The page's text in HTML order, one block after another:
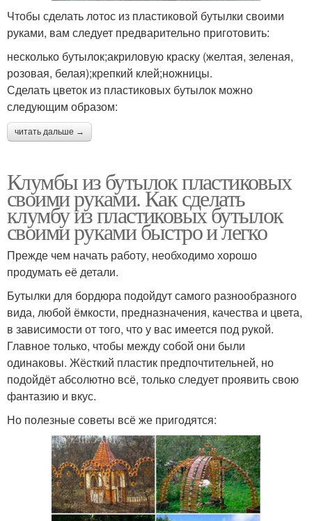
Чтобы сделать лотос из пластиковой бутылки своими
руками, вам следует предварительно приготовить:
несколько бутылок;акриловую краску (желтая, зеленая,
розовая, белая);крепкий клей;ножницы.
Сделать цветок из пластиковых бутылок можно
следующим образом:
читать дальше →
Клумбы из бутылок пластиковых
своими руками. Как сделать
клумбу из пластиковых бутылок
своими руками быстро и легко
Прежде чем начать работу, необходимо хорошо
продумать её детали.
Бутылки для бордюра подойдут самого разнообразного
вида, любой ёмкости, предназначения, качества и цвета,
в зависимости от того, что у вас имеется под рукой.
Главное только, чтобы между собой они были
одинаковы. Жёсткий пластик предпочтительней, но
подойдёт абсолютно всё, только следует проявить свою
фантазию и вкус.
Но полезные советы всё же пригодятся: